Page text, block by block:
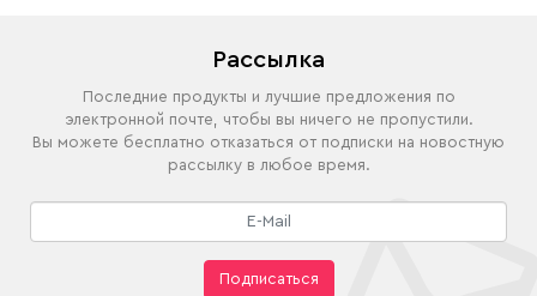
Рассылка
Последние продукты и лучшие предложения по
электронной почте, чтобы вы ничего не пропустили.
Вы можете бесплатно отказаться от подписки на новостную
рассылку в любое время.
Подписаться